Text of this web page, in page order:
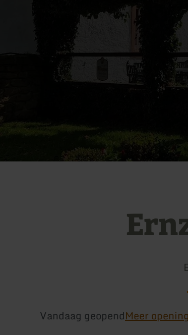
Vandaag geopendMeer